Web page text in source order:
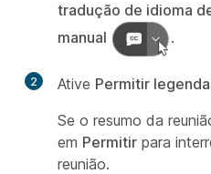
tradução de idioma
manual
.
2 Ative Permitir
Se o resumo da
em Permitir para
reunião.